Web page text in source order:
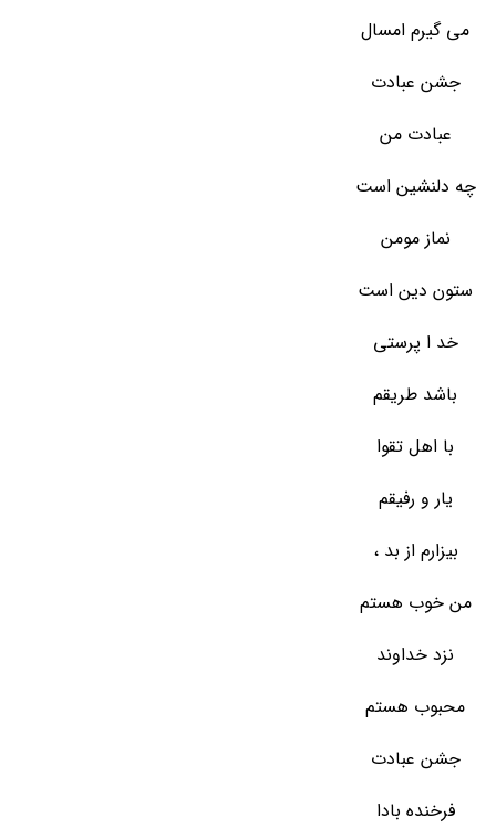
می گیرم امسال
جشن عبادت
عبادت من
چه دلنشین است
نماز مومن
ستون دین است
خد ا پرستی
باشد طریقم
با اهل تقوا
یار و رفیقم
بیزارم از بد ،
من خوب هستم
نزد خداوند
محبوب هستم
جشن عبادت
فرخنده بادا